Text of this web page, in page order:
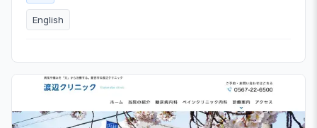
English